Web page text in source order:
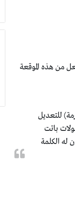
مما يجعل من هذه الموقعة
للتعديل
باتت
له الكلمة